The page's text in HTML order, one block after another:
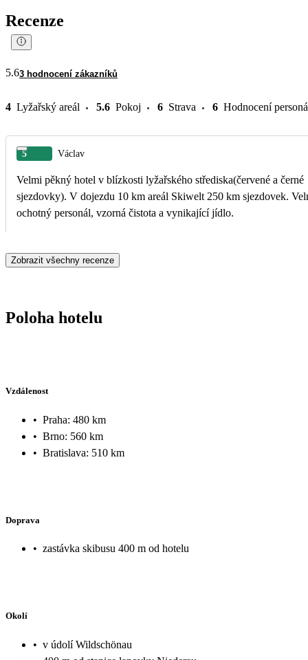
Recenze
5.63 hodnocení zákazníků
4 Lyžařský areál 5.6 Pokoj 6 Strava 6 Hodnocení
5 Václav
Velmi pěkný hotel v blízkosti lyžařského střediska(červené a černé
sjezdovky). V dojezdu 10 km areál Skiwelt 250 km sjezdovek. Velmi
ochotný personál, vzorná čistota a vynikající jídlo.
Zobrazit všechny recenze
Poloha hotelu
Vzdálenost
• Praha: 480 km
• Brno: 560 km
• Bratislava: 510 km
Doprava
• zastávka skibusu 400 m od hotelu
Okolí
• v údolí Wildschönau